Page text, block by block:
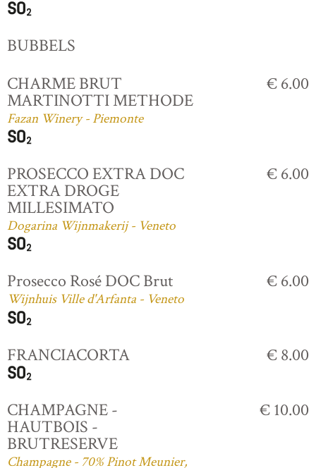
BUBBELS
CHARME BRUT
MARTINOTTI METHODE
Fazan Winery - Piemonte
€ 6.00
PROSECCO EXTRA DOC
EXTRA DROGE
MILLESIMATO
Dogarina Wijnmakerij - Veneto
€ 6.00
Prosecco Rosé DOC Brut
Wijnhuis Ville d'Arfanta - Veneto
€ 6.00
FRANCIACORTA € 8.00
CHAMPAGNE -
HAUTBOIS -
BRUTRESERVE
Champagne - 70% Pinot Meunier,
€ 10.00